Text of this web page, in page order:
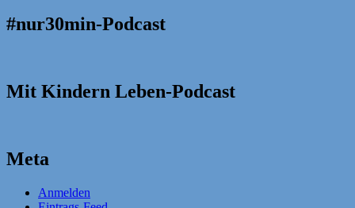
#nur30min-Podcast
Mit Kindern Leben-Podcast
Meta
Anmelden